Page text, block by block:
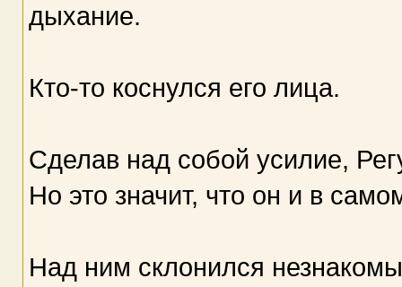
дыхание.
Кто-то коснулся его лица.
Сделав над собой усилие,
Но это значит, что он и в
Над ним склонился